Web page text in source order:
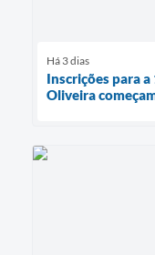
Há 3 dias
Inscrições para a
Oliveira